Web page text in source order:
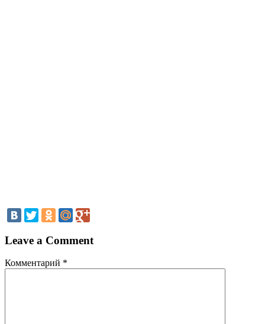
Leave a Comment
Комментарий *